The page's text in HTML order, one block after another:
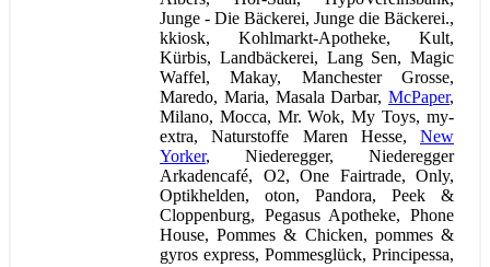
Junge - Die Bäckerei, Junge die Bäckerei.,
kkiosk, Kohlmarkt-Apotheke, Kult,
Kürbis, Landbäckerei, Lang Sen, Magic
Waffel, Makay, Manchester Grosse,
Maredo, Maria, Masala Darbar, McPaper,
Milano, Mocca, Mr. Wok, My Toys, my-
extra, Naturstoffe Maren Hesse, New
Yorker, Niederegger, Niederegger
Arkadencafé, O2, One Fairtrade, Only,
Optikhelden, oton, Pandora, Peek &
Cloppenburg, Pegasus Apotheke, Phone
House, Pommes & Chicken, pommes &
gyros express, Pommesglück, Principessa,